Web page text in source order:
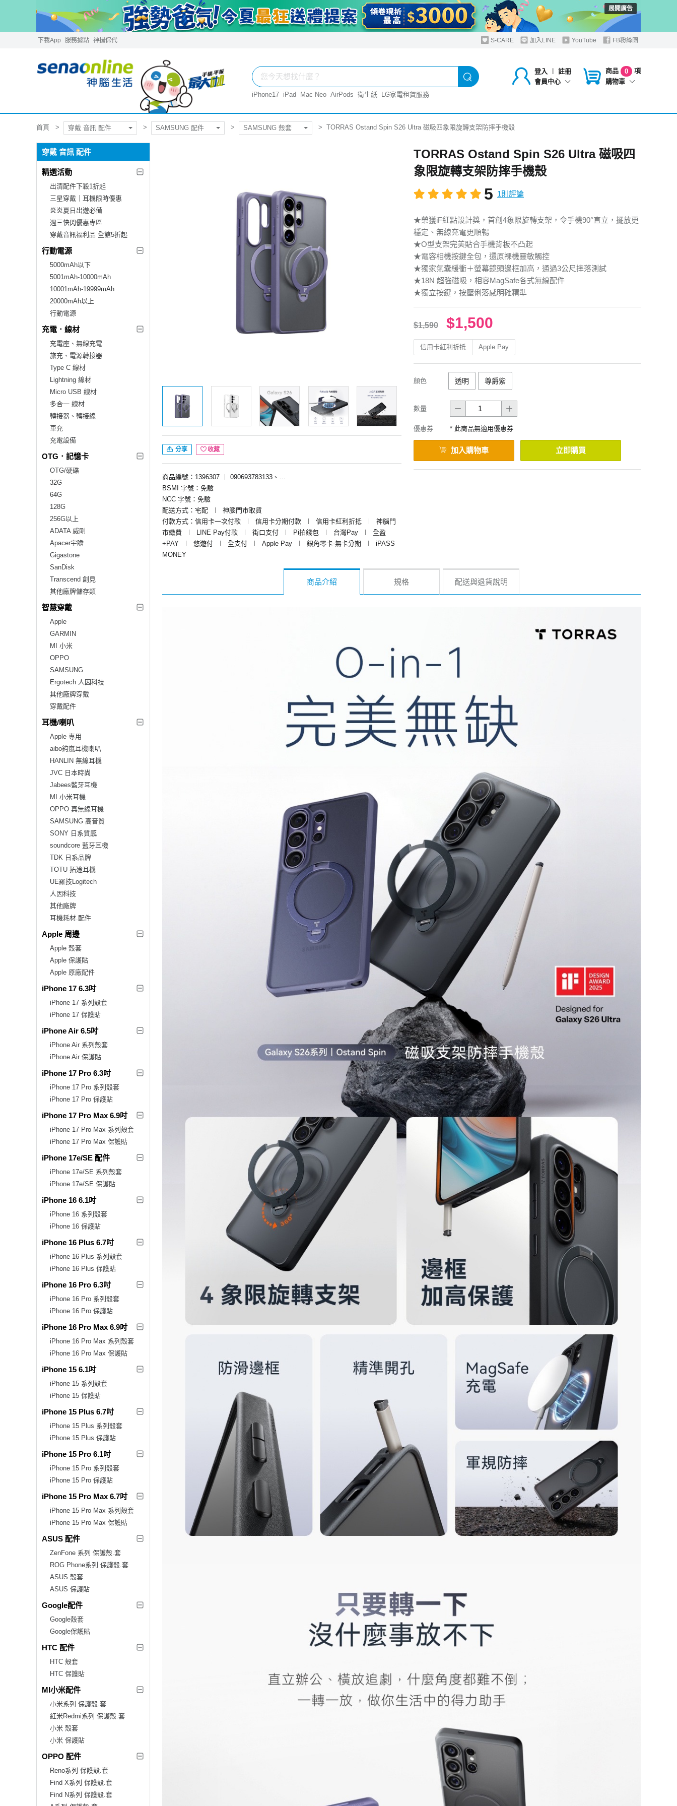
展開廣告
下載App 服務據點 神揚保代 S-CARE 加入LINE YouTube FB粉絲團
登入 ︱
註冊
會員中心
商品 0
項
購物車
iPhone17 iPad Mac Neo AirPods 衛生紙 LG家電租賃服務
首頁 穿戴 音訊 配件 SAMSUNG 配件 SAMSUNG 殼套 TORRAS Ostand Spin S26 Ultra 磁吸四象限旋轉支架防摔手機殼
穿戴 音訊 配件
精選活動
出清配件下殺1折起
三星穿戴｜耳機限時優惠
炎炎夏日出遊必備
週三快閃優惠專區
穿戴音訊福利品 全館5折起
行動電源
5000mAh以下
5001mAh-10000mAh
10001mAh-19999mAh
20000mAh以上
行動電源
充電．線材
充電座、無線充電
旅充、電源轉接器
Type C 線材
Lightning 線材
Micro USB 線材
多合一 線材
轉接器、轉接線
車充
充電設備
OTG．記憶卡
OTG/硬碟
32G
64G
128G
256G以上
ADATA 威剛
Apacer宇瞻
Gigastone
SanDisk
Transcend 創見
其他廠牌儲存類
智慧穿戴
Apple
GARMIN
MI 小米
OPPO
SAMSUNG
Ergotech 人因科技
其他廠牌穿戴
穿戴配件
耳機/喇叭
Apple 專用
aibo鈞嵐耳機喇叭
HANLIN 無線耳機
JVC 日本時尚
Jabees藍牙耳機
MI 小米耳機
OPPO 真無線耳機
SAMSUNG 高音質
SONY 日系質感
soundcore 藍牙耳機
TDK 日系品牌
TOTU 拓途耳機
UE羅技Logitech
人因科技
其他廠牌
耳機耗材.配件
Apple 周邊
Apple 殼套
Apple 保護貼
Apple 原廠配件
iPhone 17 6.3吋
iPhone 17 系列殼套
iPhone 17 保護貼
iPhone Air 6.5吋
iPhone Air 系列殼套
iPhone Air 保護貼
iPhone 17 Pro 6.3吋
iPhone 17 Pro 系列殼套
iPhone 17 Pro 保護貼
iPhone 17 Pro Max 6.9吋
iPhone 17 Pro Max 系列殼套
iPhone 17 Pro Max 保護貼
iPhone 17e/SE 配件
iPhone 17e/SE 系列殼套
iPhone 17e/SE 保護貼
iPhone 16 6.1吋
iPhone 16 系列殼套
iPhone 16 保護貼
iPhone 16 Plus 6.7吋
iPhone 16 Plus 系列殼套
iPhone 16 Plus 保護貼
iPhone 16 Pro 6.3吋
iPhone 16 Pro 系列殼套
iPhone 16 Pro 保護貼
iPhone 16 Pro Max 6.9吋
iPhone 16 Pro Max 系列殼套
iPhone 16 Pro Max 保護貼
iPhone 15 6.1吋
iPhone 15 系列殼套
iPhone 15 保護貼
iPhone 15 Plus 6.7吋
iPhone 15 Plus 系列殼套
iPhone 15 Plus 保護貼
iPhone 15 Pro 6.1吋
iPhone 15 Pro 系列殼套
iPhone 15 Pro 保護貼
iPhone 15 Pro Max 6.7吋
iPhone 15 Pro Max 系列殼套
iPhone 15 Pro Max 保護貼
ASUS 配件
ZenFone 系列 保護殼.套
ROG Phone系列 保護殼.套
ASUS 殼套
ASUS 保護貼
Google配件
Google殼套
Google保護貼
HTC 配件
HTC 殼套
HTC 保護貼
MI小米配件
小米系列 保護殼.套
紅米Redmi系列 保護殼.套
小米 殼套
小米 保護貼
OPPO 配件
Reno系列 保護殼.套
Find X系列 保護殼.套
Find N系列 保護殼.套
分享 收藏
商品編號：1396307 ︱
BSMI 字號：免驗
NCC 字號：免驗
配送方式：宅配
︱
神腦門市取貨
付款方式：信用卡一次付款
︱ 信用卡分期付款 ︱ 信用卡紅利折抵 ︱
神腦門
市繳費
︱ LINE Pay付款 ︱ 街口支付 ︱ Pi拍錢包 ︱ 台灣Pay ︱
全盈
+PAY
︱ 悠遊付 ︱ 全支付 ︱ Apple Pay ︱ 銀角零卡-無卡分期 ︱
iPASS
MONEY
TORRAS Ostand Spin S26 Ultra 磁吸四
象限旋轉支架防摔手機殼
5 1則評論
★榮獲iF紅點設計獎，首創4象限旋轉支架，令手機90°直立，擺放更
穩定、無線充電更順暢
★O型支架完美貼合手機背板不凸起
★電容相機按鍵全包，還原裸機靈敏觸控
★獨家氣囊緩衝＋螢幕鏡頭邊框加高，通過3公尺摔落測試
★18N 超強磁吸，相容MagSafe各式無線配件
★獨立按鍵，按壓俐落感明確精準
$1,590 $1,500
信用卡紅利折抵 Apple Pay
顏色 透明 尊爵紫
數量
優惠券 * 此商品無適用優惠券
加入購物車 立即購買
商品介紹 規格 配送與退貨說明